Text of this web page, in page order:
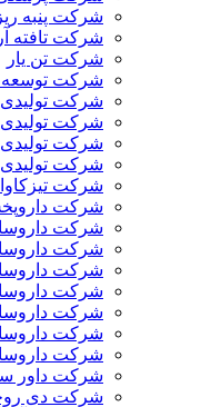
شرکت پنبه ریز
شرکت تافته
شرکت تن یار
شرکت توسعه
شرکت تولیدی
شرکت تولیدی
شرکت تولیدی
شرکت
شرکت
شرکت
شرکت
شرکت
شرکت
شرکت
شرکت
شرکت
شرکت
شرکت داور
شرکت دی